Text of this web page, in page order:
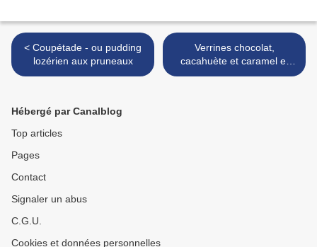
< Coupétade - ou pudding
lozérien aux pruneaux
Verrines chocolat,
cacahuète et caramel et
crumble cacahuète et
Hébergé par Canalblog
Top articles
Pages
Contact
Signaler un abus
C.G.U.
Cookies et données personnelles